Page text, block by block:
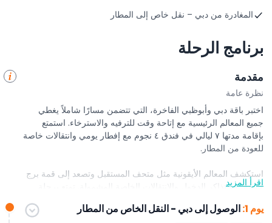
المغادرة من دبي – نقل خاص إلى المطار
برنامج الرحلة
مقدمة
نظرة عامة
اختبر باقة دبي وأبوظبي الفاخرة، التي تتضمن مسارًا شاملاً يغطي
جميع المعالم الرئيسية مع إتاحة وقت للترفيه والاسترخاء. استمتع
بإقامة مدتها ٧ ليالي في فندق ٤ نجوم مع إفطار يومي وانتقالات خاصة
للعودة من المطار.
استكشف المعالم الأيقونية مثل متحف المستقبل وتصعد إلى قمة برج
خليفة، مع تذاكر الدخول والانتقالات الخاصة المشمولة. تمتع برحلة
بسيارة لاند كروزر ٤×٤ مشتركة.
اقرأ المزيد
يوم 1: الوصول إلى دبي - النقل الخاص من المطار